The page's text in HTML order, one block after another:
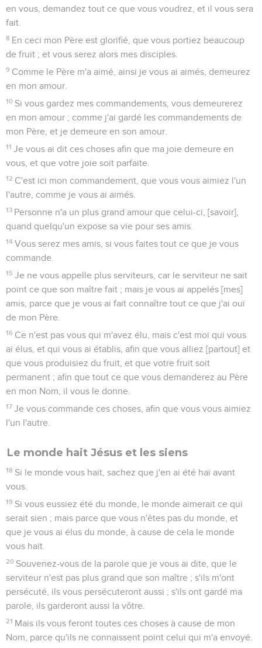
en vous, demandez tout ce que vous voudrez, et il vous sera
fait.
8 En ceci mon Père est glorifié, que vous portiez beaucoup
de fruit ; et vous serez alors mes disciples.
9 Comme le Père m'a aimé, ainsi je vous ai aimés, demeurez
en mon amour.
10 Si vous gardez mes commandements, vous demeurerez
en mon amour ; comme j'ai gardé les commandements de
mon Père, et je demeure en son amour.
11 Je vous ai dit ces choses afin que ma joie demeure en
vous, et que votre joie soit parfaite.
12 C'est ici mon commandement, que vous vous aimiez l'un
l'autre, comme je vous ai aimés.
13 Personne n'a un plus grand amour que celui-ci, [savoir],
quand quelqu'un expose sa vie pour ses amis.
14 Vous serez mes amis, si vous faites tout ce que je vous
commande.
15 Je ne vous appelle plus serviteurs, car le serviteur ne sait
point ce que son maître fait ; mais je vous ai appelés [mes]
amis, parce que je vous ai fait connaître tout ce que j'ai ouï
de mon Père.
16 Ce n'est pas vous qui m'avez élu, mais c'est moi qui vous
ai élus, et qui vous ai établis, afin que vous alliez [partout] et
que vous produisiez du fruit, et que votre fruit soit
permanent ; afin que tout ce que vous demanderez au Père
en mon Nom, il vous le donne.
17 Je vous commande ces choses, afin que vous vous aimiez
l'un l'autre.
Le monde hait Jésus et les siens
18 Si le monde vous hait, sachez que j'en ai été haï avant
vous.
19 Si vous eussiez été du monde, le monde aimerait ce qui
serait sien ; mais parce que vous n'êtes pas du monde, et
que je vous ai élus du monde, à cause de cela le monde
vous hait.
20 Souvenez-vous de la parole que je vous ai dite, que le
serviteur n'est pas plus grand que son maître ; s'ils m'ont
persécuté, ils vous persécuteront aussi ; s'ils ont gardé ma
parole, ils garderont aussi la vôtre.
21 Mais ils vous feront toutes ces choses à cause de mon
Nom, parce qu'ils ne connaissent point celui qui m'a envoyé.